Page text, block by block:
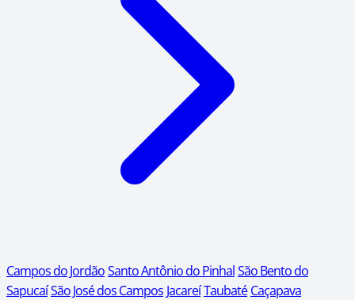
Campos do JordãoSanto Antônio do PinhalSão Bento do
SapucaíSão José dos Campos JacareíTaubaté Caçapava